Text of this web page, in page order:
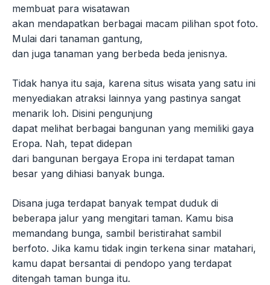
membuat para wisatawan
akan mendapatkan berbagai macam pilihan spot foto.
Mulai dari tanaman gantung,
dan juga tanaman yang berbeda beda jenisnya.
Tidak hanya itu saja, karena situs wisata yang satu ini
menyediakan atraksi lainnya yang pastinya sangat
menarik loh. Disini pengunjung
dapat melihat berbagai bangunan yang memiliki gaya
Eropa. Nah, tepat didepan
dari bangunan bergaya Eropa ini terdapat taman
besar yang dihiasi banyak bunga.
Disana juga terdapat banyak tempat duduk di
beberapa jalur yang mengitari taman. Kamu bisa
memandang bunga, sambil beristirahat sambil
berfoto. Jika kamu tidak ingin terkena sinar matahari,
kamu dapat bersantai di pendopo yang terdapat
ditengah taman bunga itu.